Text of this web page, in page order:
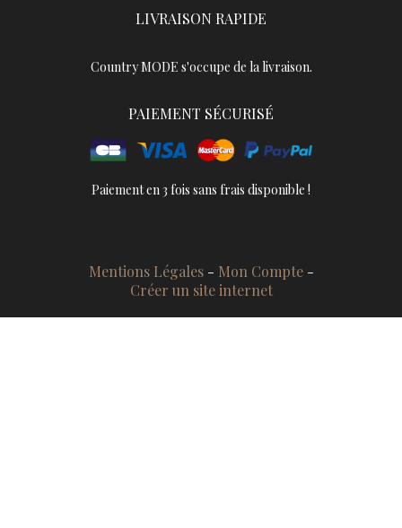
LIVRAISON RAPIDE
Country MODE s'occupe de la livraison.
PAIEMENT SÉCURISÉ
Paiement en 3 fois sans frais disponible !
Mentions Légales
Mon Compte
Créer un site internet